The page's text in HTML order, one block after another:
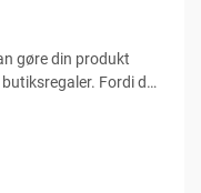
gøre din produkt
Fordi der